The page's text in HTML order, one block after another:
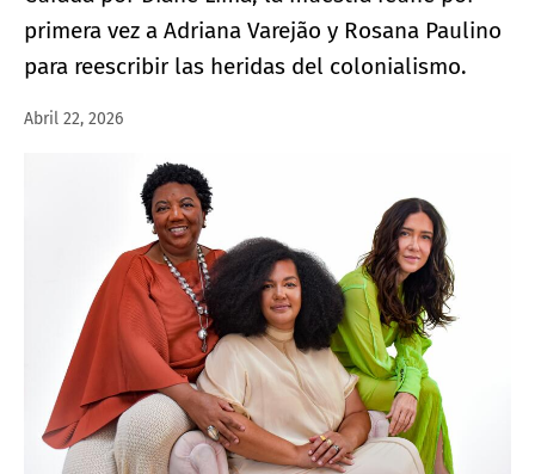
primera vez a Adriana Varejão y Rosana Paulino
para reescribir las heridas del colonialismo.
Abril 22, 2026